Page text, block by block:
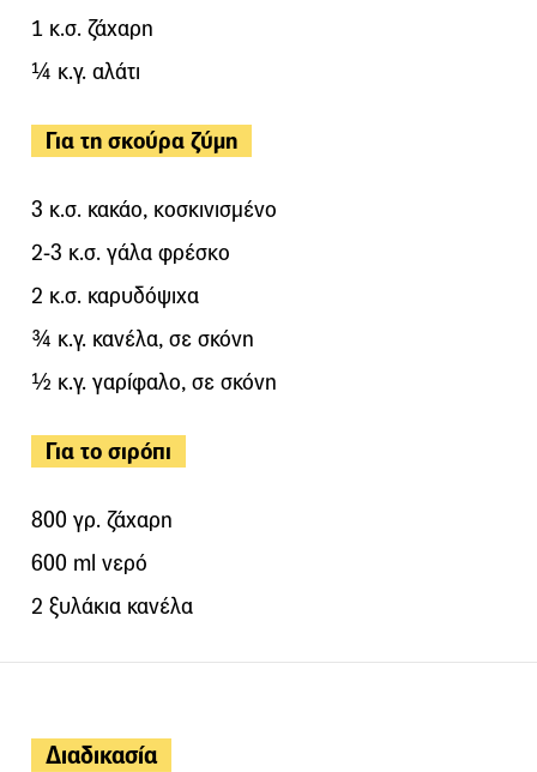
1 κ.σ. ζάχαρη
¼ κ.γ. αλάτι
Για τη σκούρα ζύμη
3 κ.σ. κακάο, κοσκινισμένο
2-3 κ.σ. γάλα φρέσκο
2 κ.σ. καρυδόψιχα
¾ κ.γ. κανέλα, σε σκόνη
½ κ.γ. γαρίφαλο, σε σκόνη
Για το σιρόπι
800 γρ. ζάχαρη
600 ml νερό
2 ξυλάκια κανέλα
Διαδικασία